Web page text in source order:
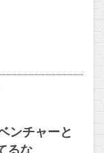
ンチャーと